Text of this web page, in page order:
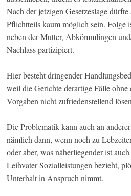
Nach der jetzigen Gesetzeslage
Pflichtteils kaum möglich sein. Folge
neben der Mutter, Abkömmlingen
Nachlass partizipiert.
Hier besteht dringender
weil die Gerichte derartige Fälle ohne
Vorgaben nicht zufriedenstellend
Die Problematik kann auch an
nämlich dann, wenn noch zu
oder aber, was näherliegender ist
Leihvater Sozialleistungen bezieht,
Unterhalt in Anspruch nimmt.